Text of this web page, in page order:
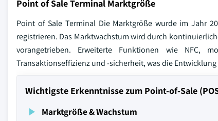
Point of Sale Terminal Marktgröße
Point of Sale Terminal Die Marktgröße wurde im Jahr
registrieren. Das Marktwachstum wird durch
vorangetrieben. Erweiterte Funktionen wie NFC,
Transaktionseffizienz und -sicherheit, was die
Wichtigste Erkenntnisse zum Point-of-Sale
Marktgröße & Wachstum